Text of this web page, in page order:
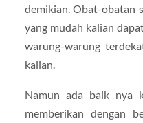
demikian. Obat-obatan
yang mudah kalian
warung-warung
kalian.
Namun ada baik nya
memberikan dengan